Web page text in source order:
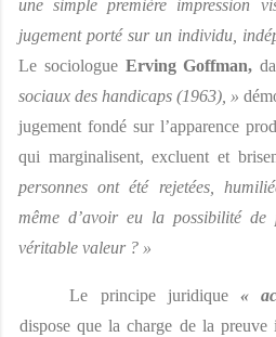
une simple première impression
Le sociologue Erving Goffman,
sociaux des handicaps (1963), »
jugement fondé sur l’apparence
qui marginalisent, excluent et
personnes ont été rejetées,
même d’avoir eu la possibilité
véritable valeur ? »
Le principe juridique
dispose que la charge de la preuve